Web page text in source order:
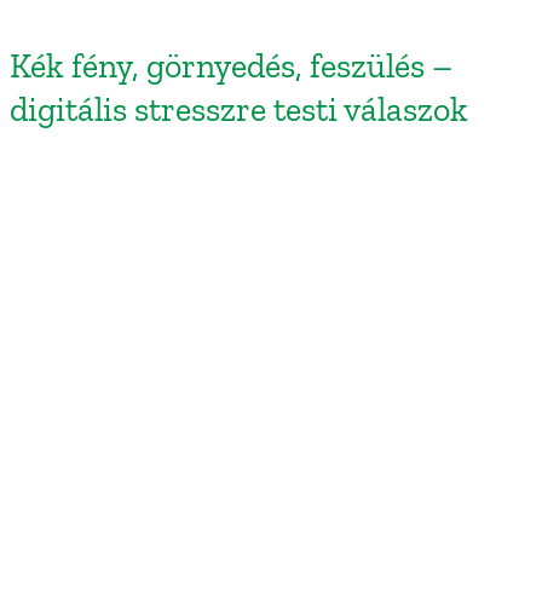
Kék fény, görnyedés, feszülés –
digitális stresszre testi válaszok